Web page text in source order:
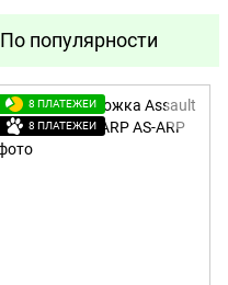
По популярности
8 ПЛАТЕЖЕЙ
8 ПЛАТЕЖЕЙ